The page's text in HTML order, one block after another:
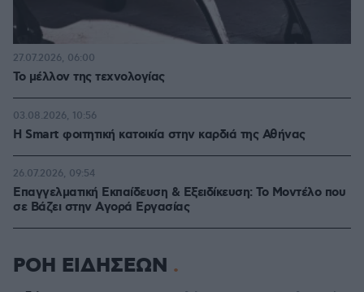
Το μέλλον της τεχνολογίας
27.07.2026, 06:00
Η Smart φοιτητική κατοικία στην καρδιά της Αθήνας
03.08.2026, 10:56
Επαγγελματική Εκπαίδευση & Εξειδίκευση: Το Mοντέλο που
σε Bάζει στην Aγορά Eργασίας
26.07.2026, 09:54
ΡΟΗ ΕΙΔΗΣΕΩΝ